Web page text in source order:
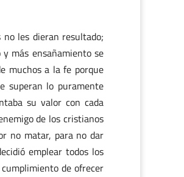
les dieran resultado;
más ensañamiento se
muchos a la fe porque
superan lo puramente
su valor con cada
de los cristianos
no matar, para no dar
emplear todos los
de ofrecer